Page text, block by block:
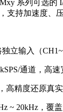
系列可选的
支持加速度、
独立输入（
通道，高
高精度还原真
~ 20kHz，覆